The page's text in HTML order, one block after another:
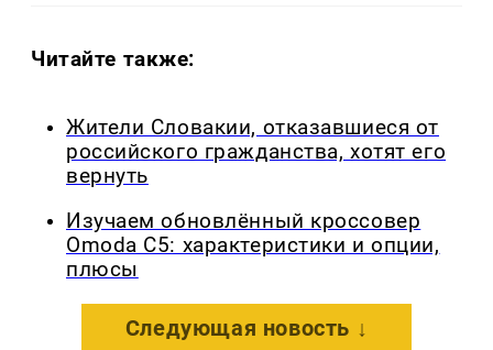
Читайте также:
Жители Словакии, отказавшиеся от
российского гражданства, хотят его
вернуть
Изучаем обновлённый кроссовер
Omoda C5: характеристики и опции,
плюсы
Следующая новость ↓